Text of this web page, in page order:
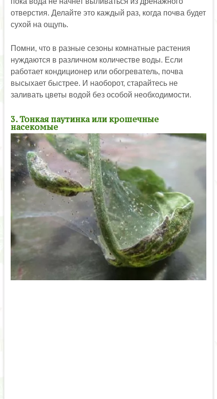
отверстия. Делайте это каждый раз, когда почва будет
сухой на ощупь.
Помни, что в разные сезоны комнатные растения
нуждаются в различном количестве воды. Если
работает кондиционер или обогреватель, почва
высыхает быстрее. И наоборот, старайтесь не
заливать цветы водой без особой необходимости.
3. Тонкая паутинка или крошечные
насекомые